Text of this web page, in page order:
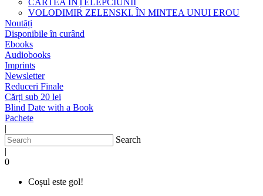
CARTEA ÎNȚELEPCIUNII
VOLODIMIR ZELENSKI. ÎN MINTEA UNUI EROU
Noutăți
Disponibile în curând
Ebooks
Audiobooks
Imprints
Newsletter
Reduceri Finale
Cărți sub 20 lei
Blind Date with a Book
Pachete
|
Search
|
0
Coșul este gol!